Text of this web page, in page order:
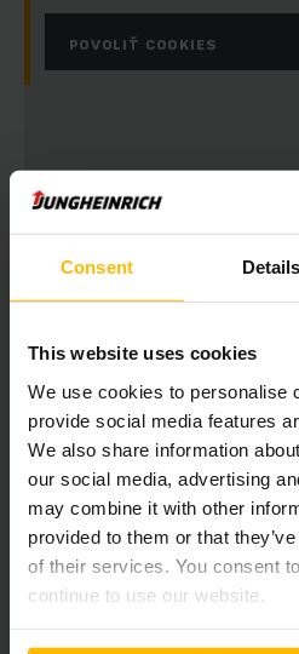
Consent Details
This website uses cookies
We use cookies to personalise
provide social media features
We also share information
our social media, advertising
may combine it with other
provided to them or that
of their services. You consent
continue to use our website.
POVOLIŤ COOKIES
Jungheinrich spol. s r.o.
Slovakia
+421-2-49 20 58
KONTAKTUJTE NÁS
POPIS CESTY